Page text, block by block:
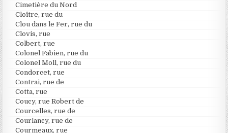
Cimetière du Nord
Cloître, rue du
Clou dans le Fer, rue du
Clovis, rue
Colbert, rue
Colonel Fabien, rue du
Colonel Moll, rue du
Condorcet, rue
Contrai, rue de
Cotta, rue
Coucy, rue Robert de
Courcelles, rue de
Courlancy, rue de
Courmeaux, rue